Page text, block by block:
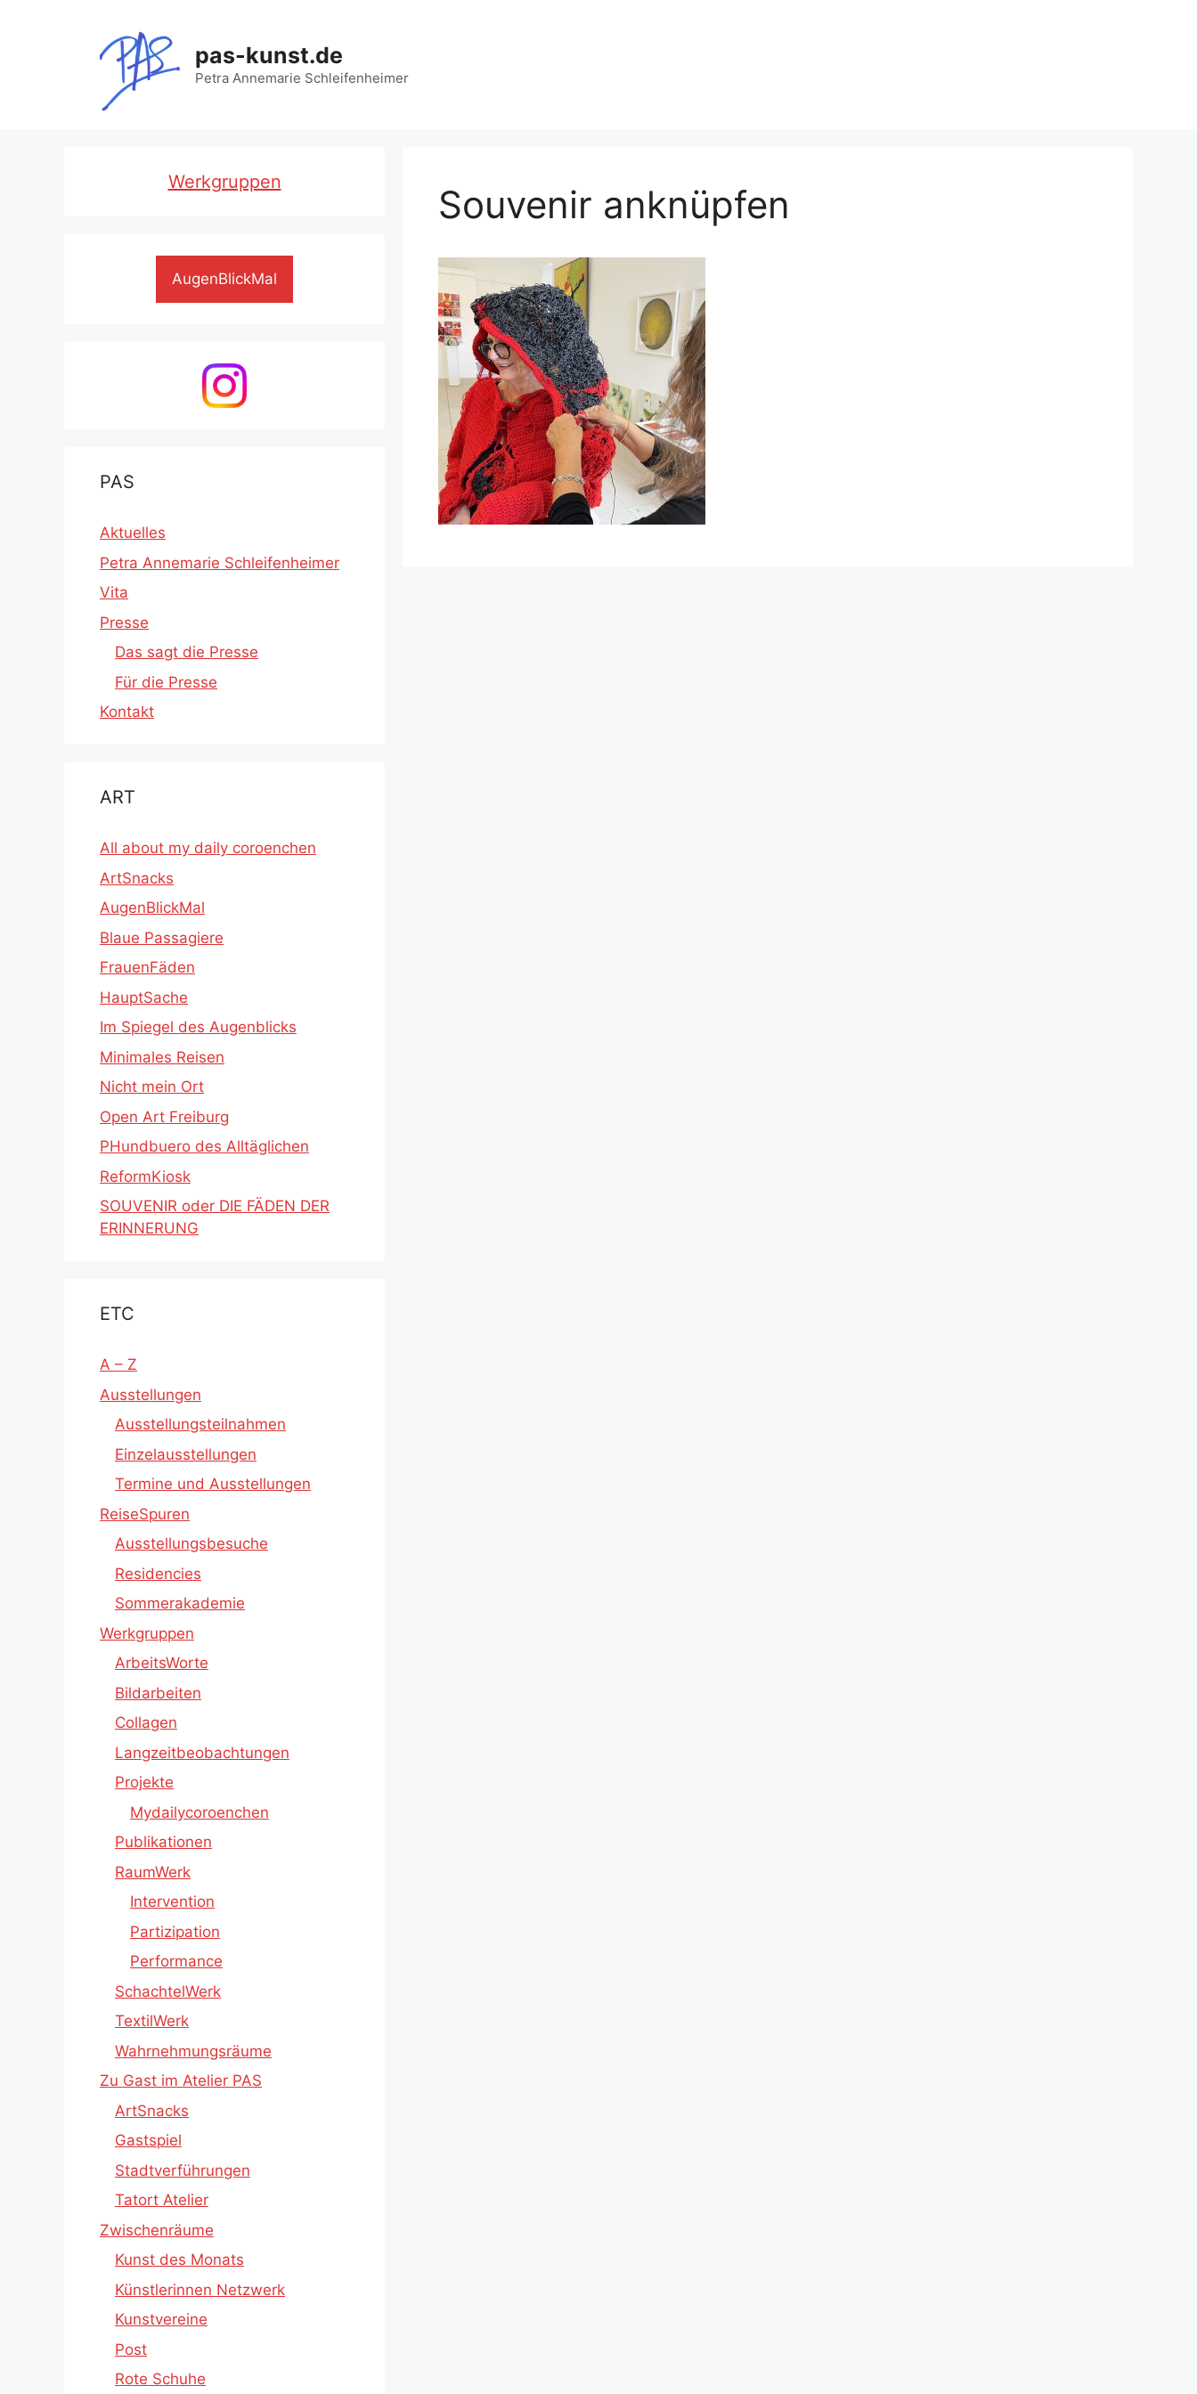
pas-kunst.de
Petra Annemarie Schleifenheimer
Souvenir anknüpfen
Werkgruppen
AugenBlickMal
PAS
Aktuelles
Petra Annemarie Schleifenheimer
Vita
Presse
Das sagt die Presse
Für die Presse
Kontakt
ART
All about my daily coroenchen
ArtSnacks
AugenBlickMal
Blaue Passagiere
FrauenFäden
HauptSache
Im Spiegel des Augenblicks
Minimales Reisen
Nicht mein Ort
Open Art Freiburg
PHundbuero des Alltäglichen
ReformKiosk
SOUVENIR oder DIE FÄDEN DER
ERINNERUNG
ETC
A – Z
Ausstellungen
Ausstellungsteilnahmen
Einzelausstellungen
Termine und Ausstellungen
ReiseSpuren
Ausstellungsbesuche
Residencies
Sommerakademie
Werkgruppen
ArbeitsWorte
Bildarbeiten
Collagen
Langzeitbeobachtungen
Projekte
Mydailycoroenchen
Publikationen
RaumWerk
Intervention
Partizipation
Performance
SchachtelWerk
TextilWerk
Wahrnehmungsräume
Zu Gast im Atelier PAS
ArtSnacks
Gastspiel
Stadtverführungen
Tatort Atelier
Zwischenräume
Kunst des Monats
Künstlerinnen Netzwerk
Kunstvereine
Post
Rote Schuhe